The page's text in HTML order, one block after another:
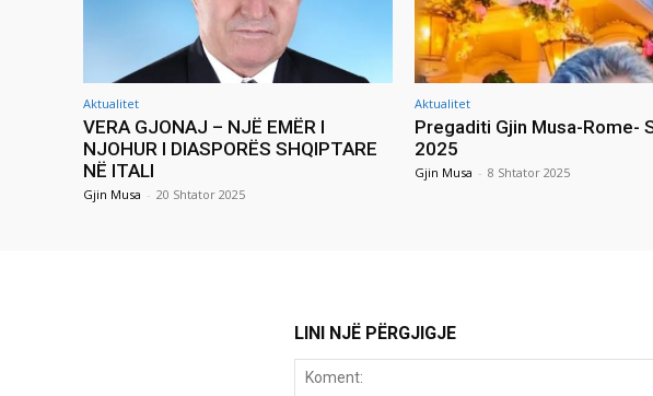
Aktualitet
VERA GJONAJ – NJË EMËR I
NJOHUR I DIASPORËS SHQIPTARE
NË ITALI
Gjin Musa - 20 Shtator 2025
Aktualitet
Pregaditi Gjin Musa-Rome-
2025
Gjin Musa - 8 Shtator 2025
LINI NJË PËRGJIGJE